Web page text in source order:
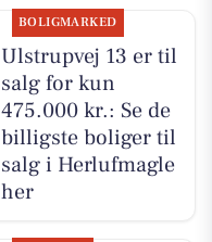
BOLIGMARKED
Ulstrupvej 13 er til
salg for kun
475.000 kr.: Se de
billigste boliger til
salg i Herlufmagle
her